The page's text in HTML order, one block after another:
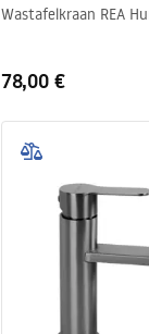
Wastafelkraan REA
78,00 €